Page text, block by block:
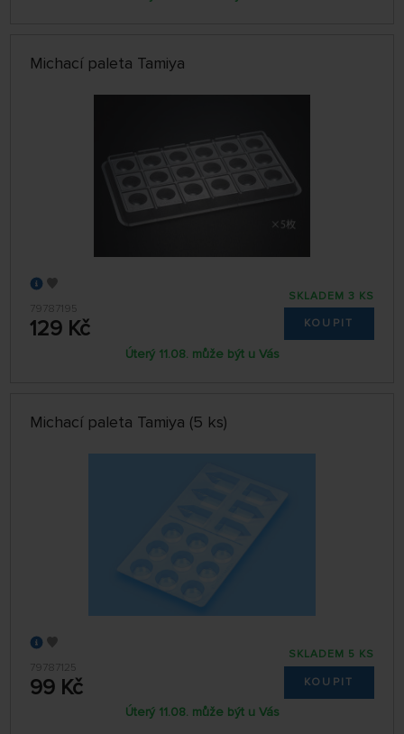
Michací paleta Tamiya
79787195
129 Kč
SKLADEM 3 KS
KOUPIT
Úterý 11.08. může být u Vás
Michací paleta Tamiya (5 ks)
79787125
99 Kč
SKLADEM 5 KS
KOUPIT
Úterý 11.08. může být u Vás